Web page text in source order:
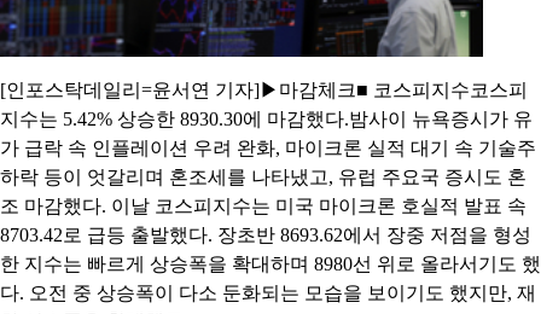
[인포스탁데일리=윤서연 기자]▶마감체크■ 코스피지수코스피
지수는 5.42% 상승한 8930.30에 마감했다.밤사이 뉴욕증시가 유
가 급락 속 인플레이션 우려 완화, 마이크론 실적 대기 속 기술주
하락 등이 엇갈리며 혼조세를 나타냈고, 유럽 주요국 증시도 혼
조 마감했다. 이날 코스피지수는 미국 마이크론 호실적 발표 속
8703.42로 급등 출발했다. 장초반 8693.62에서 장중 저점을 형성
한 지수는 빠르게 상승폭을 확대하며 8980선 위로 올라서기도 했
다. 오전 중 상승폭이 다소 둔화되는 모습을 보이기도 했지만, 재